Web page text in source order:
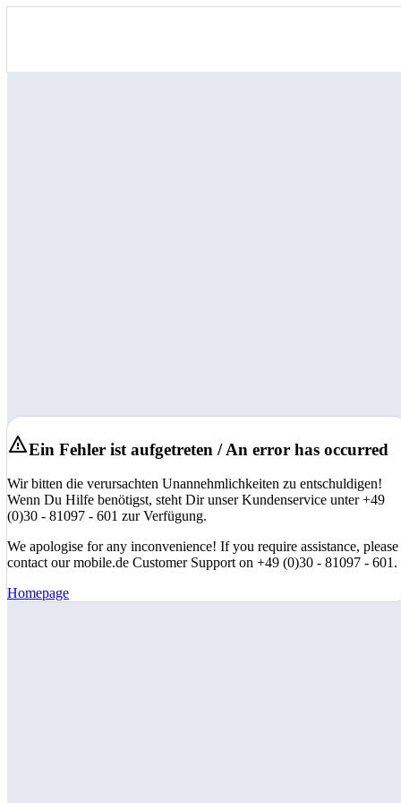
Ein Fehler ist aufgetreten / An error has occurred
Wir bitten die verursachten Unannehmlichkeiten zu entschuldigen!
Wenn Du Hilfe benötigst, steht Dir unser Kundenservice unter +49
(0)30 - 81097 - 601 zur Verfügung.
We apologise for any inconvenience! If you require assistance, please
contact our mobile.de Customer Support on +49 (0)30 - 81097 - 601.
Homepage